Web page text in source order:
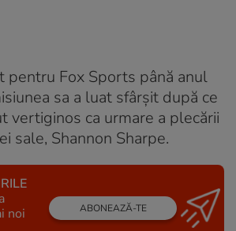
pentru Fox Sports până anul
sa a luat sfârșit după ce
vertiginos ca urmare a plecării
sale, Shannon Sharpe.
noi
ABONEAZĂ-TE